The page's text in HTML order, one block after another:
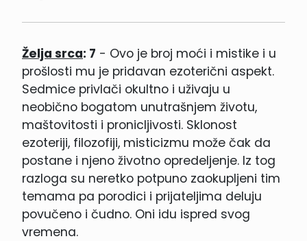
Želja srca: 7 - Ovo je broj moći i mistike i u
prošlosti mu je pridavan ezoterični aspekt.
Sedmice privlači okultno i uživaju u
neobično bogatom unutrašnjem životu,
maštovitosti i pronicljivosti. Sklonost
ezoteriji, filozofiji, misticizmu može čak da
postane i njeno životno opredeljenje. Iz tog
razloga su neretko potpuno zaokupljeni tim
temama pa porodici i prijateljima deluju
povučeno i čudno. Oni idu ispred svog
vremena.